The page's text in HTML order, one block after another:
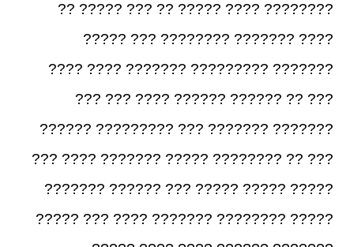
???????? ???? ????? ?? ??? ????? ??
???? ??????? ???????? ??? ?????
??????? ????????? ??????? ???? ????
??? ?? ?????? ?????? ???? ??? ???
??????? ??????? ??? ????????? ??????
??? ?? ???????? ????? ??????? ???? ???
????? ????? ????? ??? ?????? ???????
????? ???????? ??????? ???? ??? ?????